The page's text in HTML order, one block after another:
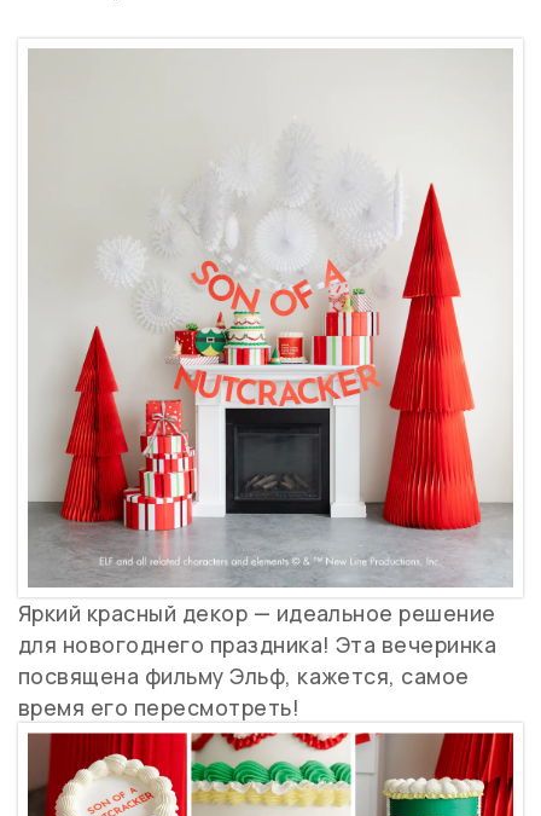
Яркий красный декор — идеальное решение
для новогоднего праздника! Эта вечеринка
посвящена фильму Эльф, кажется, самое
время его пересмотреть!